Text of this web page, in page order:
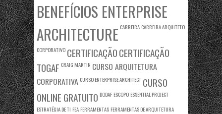
BENEFÍCIOS ENTERPRISE
ARCHITECTURE CARREIRA CARREIRA ARQUITETO
CORPORATIVO CERTIFICAÇÃOCERTIFICAÇÃO
TOGAF CRAIG MARTIN CURSO ARQUITETURA
CORPORATIVA CURSO ENTERPRISE ARCHITECT CURSO
ONLINE GRATUITO DODAF ESCOPO ESSENTIAL PROJECT
ESTRATÉGIA DE TI FEA FERRAMENTAS FERRAMENTAS DE ARQUITETURA